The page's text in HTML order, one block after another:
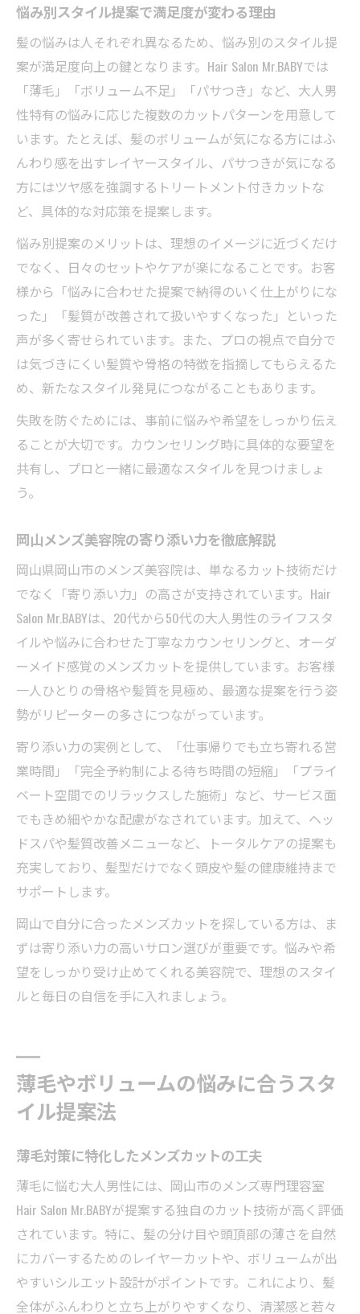
悩み別スタイル提案で満足度が変わる理由
髪の悩みは人それぞれ異なるため、悩み別のスタイル提
案が満足度向上の鍵となります。Hair Salon Mr.BABYでは
「薄毛」「ボリューム不足」「パサつき」など、大人男
性特有の悩みに応じた複数のカットパターンを用意して
います。たとえば、髪のボリュームが気になる方にはふ
んわり感を出すレイヤースタイル、パサつきが気になる
方にはツヤ感を強調するトリートメント付きカットな
ど、具体的な対応策を提案します。
悩み別提案のメリットは、理想のイメージに近づくだけ
でなく、日々のセットやケアが楽になることです。お客
様から「悩みに合わせた提案で納得のいく仕上がりにな
った」「髪質が改善されて扱いやすくなった」といった
声が多く寄せられています。また、プロの視点で自分で
は気づきにくい髪質や骨格の特徴を指摘してもらえるた
め、新たなスタイル発見につながることもあります。
失敗を防ぐためには、事前に悩みや希望をしっかり伝え
ることが大切です。カウンセリング時に具体的な要望を
共有し、プロと一緒に最適なスタイルを見つけましょ
う。
岡山メンズ美容院の寄り添い力を徹底解説
岡山県岡山市のメンズ美容院は、単なるカット技術だけ
でなく「寄り添い力」の高さが支持されています。Hair
Salon Mr.BABYは、20代から50代の大人男性のライフスタ
イルや悩みに合わせた丁寧なカウンセリングと、オーダ
ーメイド感覚のメンズカットを提供しています。お客様
一人ひとりの骨格や髪質を見極め、最適な提案を行う姿
勢がリピーターの多さにつながっています。
寄り添い力の実例として、「仕事帰りでも立ち寄れる営
業時間」「完全予約制による待ち時間の短縮」「プライ
ベート空間でのリラックスした施術」など、サービス面
でもきめ細やかな配慮がなされています。加えて、ヘッ
ドスパや髪質改善メニューなど、トータルケアの提案も
充実しており、髪型だけでなく頭皮や髪の健康維持まで
サポートします。
岡山で自分に合ったメンズカットを探している方は、ま
ずは寄り添い力の高いサロン選びが重要です。悩みや希
望をしっかり受け止めてくれる美容院で、理想のスタイ
ルと毎日の自信を手に入れましょう。
薄毛やボリュームの悩みに合うスタ
イル提案法
薄毛対策に特化したメンズカットの工夫
薄毛に悩む大人男性には、岡山市のメンズ専門理容室
Hair Salon Mr.BABYが提案する独自のカット技術が高く評価
されています。特に、髪の分け目や頭頂部の薄さを自然
にカバーするためのレイヤーカットや、ボリュームが出
やすいシルエット設計がポイントです。これにより、髪
全体がふんわりと立ち上がりやすくなり、清潔感と若々